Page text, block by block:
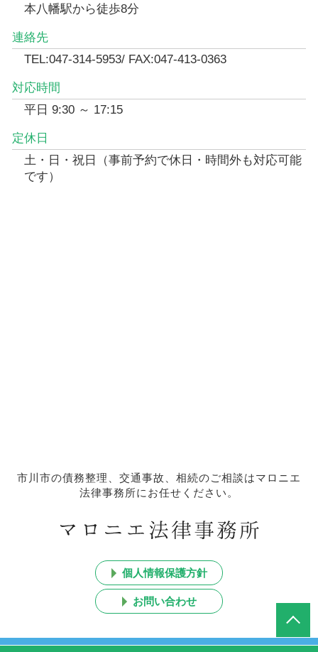
本八幡駅から徒歩8分
連絡先
TEL:047-314-5953/ FAX:047-413-0363
対応時間
平日 9:30 ～ 17:15
定休日
土・日・祝日（事前予約で休日・時間外も対応可能
です）
市川市の債務整理、交通事故、相続のご相談はマロニエ
法律事務所にお任せください。
個人情報保護方針
お問い合わせ